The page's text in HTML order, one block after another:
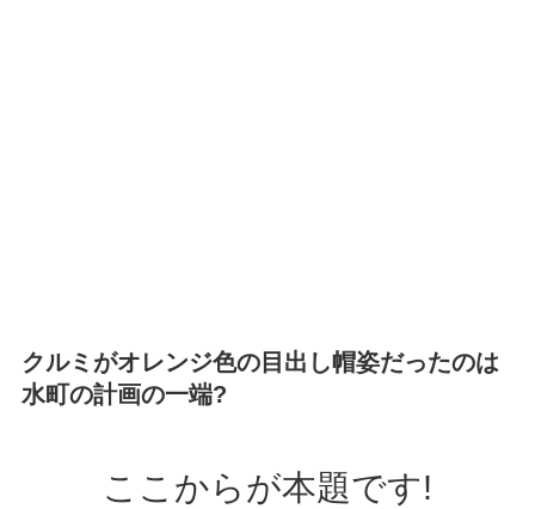
クルミがオレンジ色の目出し帽姿だったのは
水町の計画の一端?
ここからが本題です!